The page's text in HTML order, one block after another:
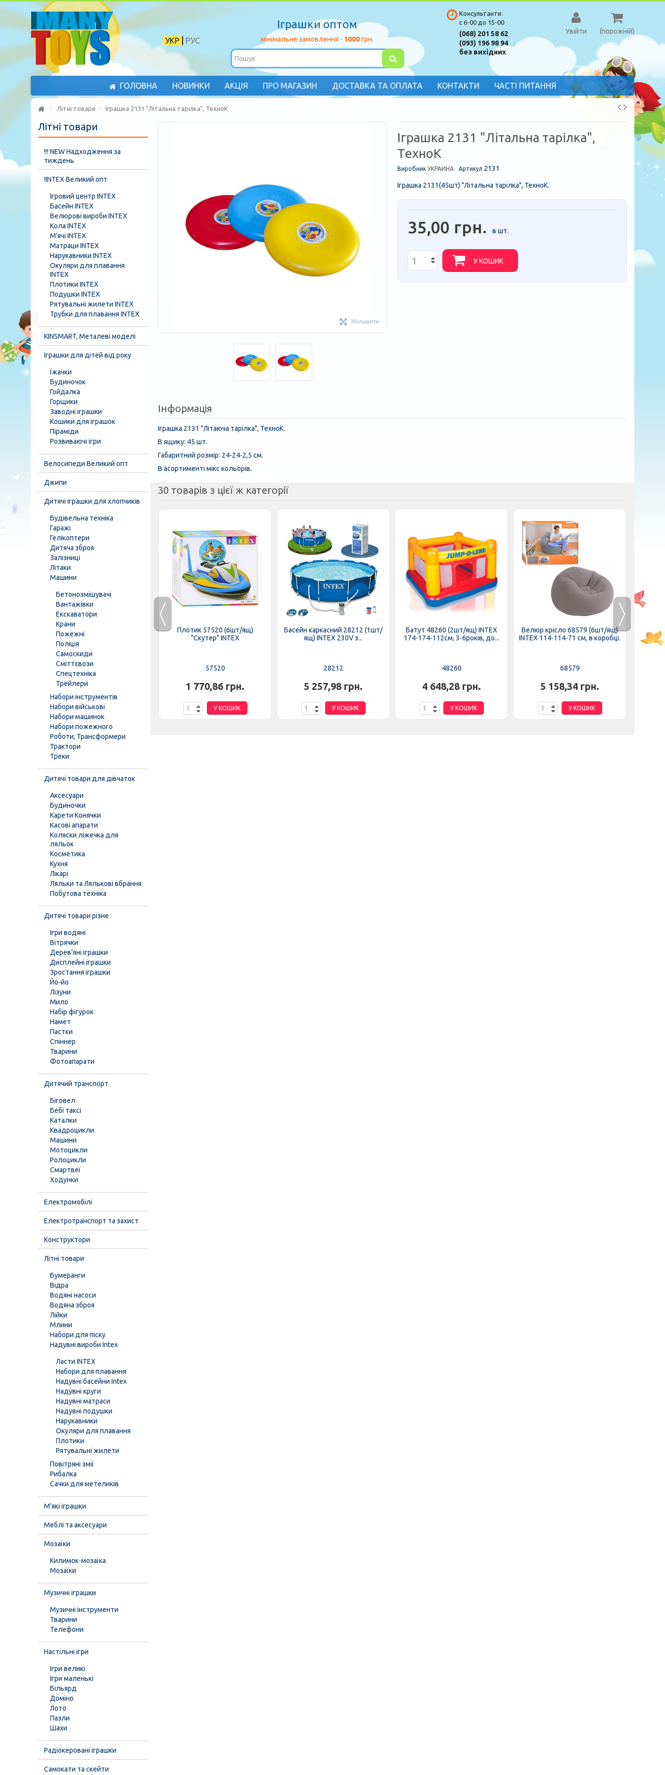
РУС
УКР
Іграшки оптом
мінімальне замовлення - 1000грн.
(порожній)
Увійти
Консультанти:
с 6-00 до 15-00
(068) 201 58 62
(093) 196 98 94
без вихідних
ГОЛОВНА НОВИНКИ АКЦІЯ ПРО МАГАЗИН ДОСТАВКА ТА ОПЛАТА КОНТАКТИ ЧАСТІ ПИТАННЯ
Літні товари Іграшка 2131 "Літальна тарілка", ТехноК
Збільшити
Іграшка 2131 "Літальна тарілка",
ТехноК
Виробник УКРАИНА Артикул 2131
Іграшка 2131(45шт) "Літальна тарілка", ТехноК.
35,00 грн. в шт.
У КОШИК
Інформація
Іграшка 2131 "Літаюча тарілка", ТехноК.
В ящику: 45 шт.
Габаритний розмір: 24-24-2,5 см.
В асортименті мікс кольорів.
30 товарів з цієї ж категорії
Песочный набор 1560
ментоловый, ТехноК, Замок, в
1560
79,00 грн.
У КОШИК
Плотик 57520 (6шт/ящ)
"Скутер" INTEX
57520
1 770,86 грн.
У КОШИК
Басейн каркасний 28212 (1шт/
ящ) INTEX 230V з...
28212
5 257,98 грн.
У КОШИК
Батут 48260 (2шт/ящ) INTEX
174-174-112см, 3-6років, до...
48260
4 648,28 грн.
У КОШИК
Велюр крісло 68579 (6шт/ящ)
INTEX 114-114-71 см, в коробці.
68579
5 158,34 грн.
У КОШИК
Літні товари
!!! NEW Надходження за
тиждень
!INTEX Великий опт
Ігровий центр INTEX
Басейн INTEX
Велюрові вироби INTEX
Кола INTEX
М'ячі INTEX
Матраци INTEX
Нарукавники INTEX
Окуляри для плавання
INTEX
Плотики INTEX
Подушки INTEX
Рятувальні жилети INTEX
Трубки для плавання INTEX
KINSMART, Металеві моделі
Іграшки для дітей від року
Їжачки
Будиночок
Гойдалка
Горщики
Заводні іграшки
Кошики для іграшок
Піраміди
Розвиваючі ігри
Велосипеди Великий опт
Джипи
Дитячі іграшки для хлопчиків
Будівельна техніка
Гаражі
Гелікоптери
Дитяча зброя
Залізниці
Літаки
Машини
Бетонозмішувачі
Вантажівки
Екскаватори
Крани
Пожежні
Поліція
Самоскиди
Сміттєвози
Спецтехніка
Трейлери
Набори інструментів
Набори військові
Набори машинок
Набори пожежного
Роботи, Трансформери
Трактори
Треки
Дитячі товари для дівчаток
Аксесуари
Будиночки
Карети Конячки
Касові апарати
Коляски ліжечка для
ляльок
Косметика
Кухня
Лікарі
Ляльки та Лялькові вбрання
Побутова техніка
Дитячі товари різне
Ігри водяні
Вітрячки
Дерев'яні іграшки
Дисплейні іграшки
Зростання іграшки
Йо-йо
Лізуни
Мило
Набір фігурок
Намет
Пастки
Спіннер
Тварини
Фотоапарати
Дитячий транспорт
Біговел
Бебі таксі
Каталки
Квадроцикли
Машини
Мотоцикли
Ролоцикли
Смартвеї
Ходунки
Електромобілі
Електротранспорт та захист
Конструктори
Літні товари
Бумеранги
Відра
Водяні насоси
Водяна зброя
Лійки
Млини
Набори для піску
Надувні вироби Intex
Ласти INTEX
Набори для плавання
Надувні басейни Intex
Надувні круги
Надувні матраси
Надувні подушки
Нарукавники
Окуляри для плавання
Плотики
Рятувальні жилети
Повітряні змії
Рибалка
Сачки для метеликів
М'які іграшки
Меблі та аксесуари
Мозаїки
Килимок-мозаїка
Мозаїки
Музичні іграшки
Музичні інструменти
Тварини
Телефони
Настільні ігри
Ігри великі
Ігри маленькі
Більярд
Доміно
Лото
Пазли
Шахи
Радіокеровані іграшки
Самокати та скейти